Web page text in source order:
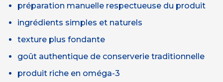
préparation manuelle respectueuse du produit
ingrédients simples et naturels
texture plus fondante
goût authentique de conserverie traditionnelle
produit riche en oméga-3